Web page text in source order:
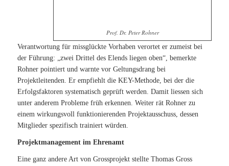
Prof. Dr. Peter Rohner
Verantwortung für missglückte Vorhaben verortet er zumeist bei
der Führung: „zwei Drittel des Elends liegen oben“, bemerkte
Rohner pointiert und warnte vor Geltungsdrang bei
Projektleitenden. Er empfiehlt die KEY-Methode, bei der die
Erfolgsfaktoren systematisch geprüft werden. Damit liessen sich
unter anderem Probleme früh erkennen. Weiter rät Rohner zu
einem wirkungsvoll funktionierenden Projektausschuss, dessen
Mitglieder spezifisch trainiert würden.
Projektmanagement im Ehrenamt
Eine ganz andere Art von Grossprojekt stellte Thomas Gross